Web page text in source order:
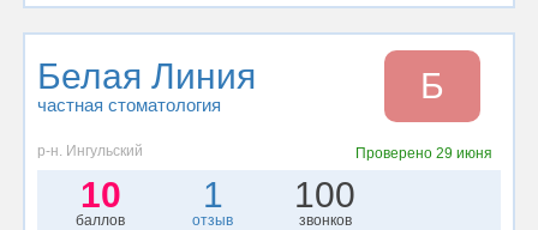
Белая Линия
частная стоматология Б
р-н. Ингульский Проверено 29 июня
10
баллов
1
отзыв
100
звонков